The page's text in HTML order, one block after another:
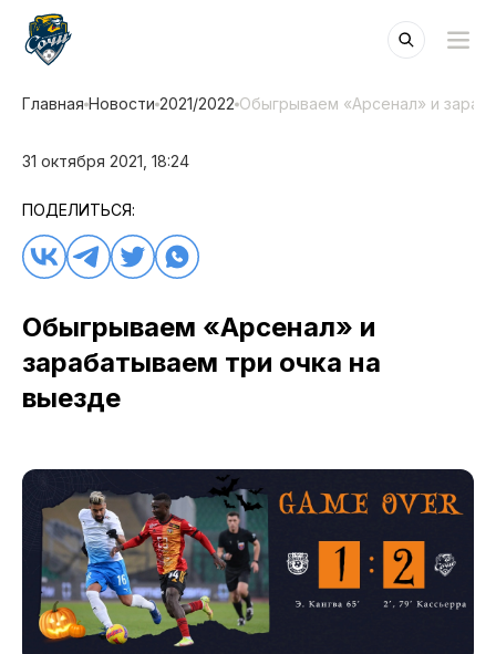
Главная Новости 2021/2022 Обыгрываем «Арсенал» и
31 октября 2021, 18:24
ПОДЕЛИТЬСЯ:
Обыгрываем «Арсенал» и
зарабатываем три очка на
выезде